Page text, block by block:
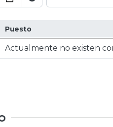
Puesto
Actualmente no existen